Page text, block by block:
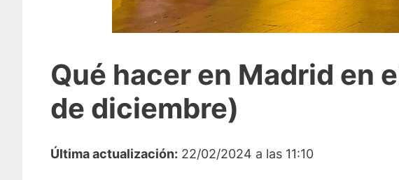
Qué hacer en Madrid en
de diciembre)
Última actualización: 22/02/2024 a las 11:10